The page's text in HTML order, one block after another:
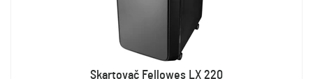
Skartovač Fellowes LX 220